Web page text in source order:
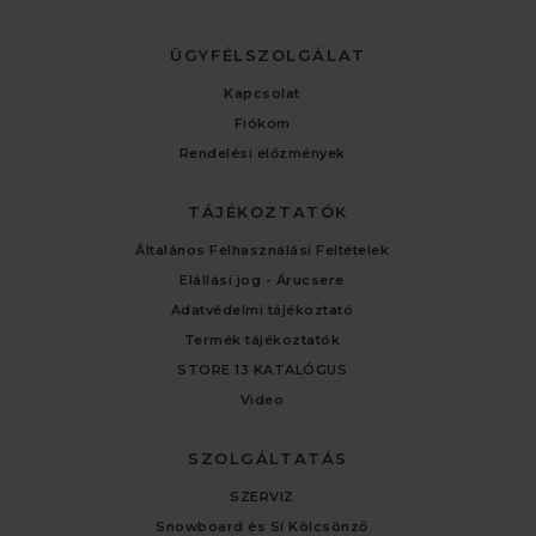
ÜGYFÉLSZOLGÁLAT
Kapcsolat
Fiókom
Rendelési előzmények
TÁJÉKOZTATÓK
Általános Felhasználási Feltételek
Elállási jog - Árucsere
Adatvédelmi tájékoztató
Termék tájékoztatók
STORE 13 KATALÓGUS
Video
SZOLGÁLTATÁS
SZERVIZ
Snowboard és Sí Kölcsönző